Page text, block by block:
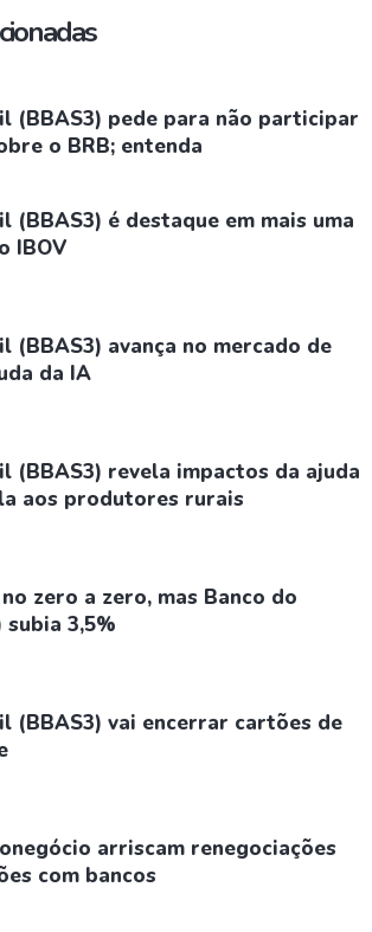
(BBAS3) pede para não participar
o BRB; entenda
(BBAS3) é destaque em mais uma
IBOV
(BBAS3) avança no mercado de
da IA
(BBAS3) revela impactos da ajuda
aos produtores rurais
zero a zero, mas Banco do
3,5%
(BBAS3) vai encerrar cartões de
arriscam renegociações
com bancos